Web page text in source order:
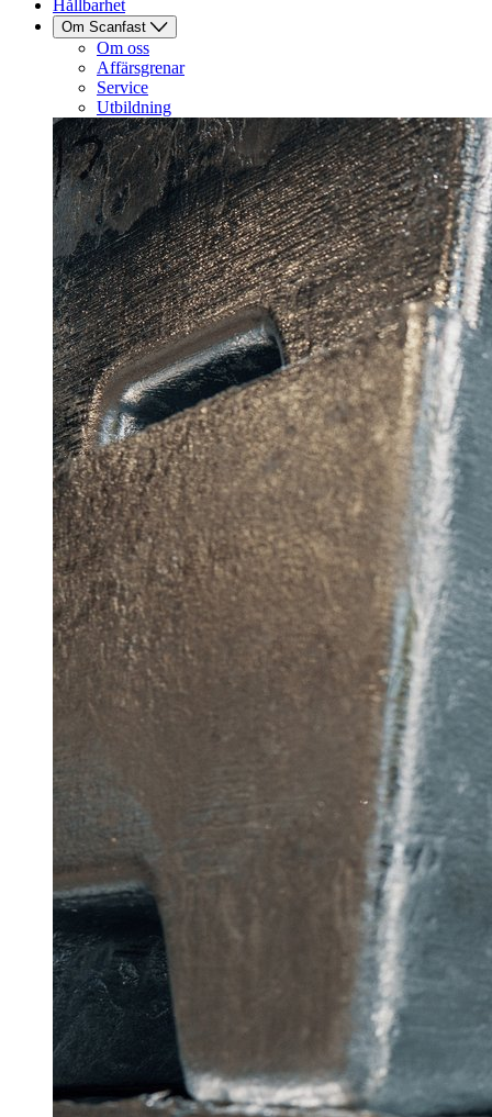
Hållbarhet
Om Scanfast
Om oss
Affärsgrenar
Service
Utbildning